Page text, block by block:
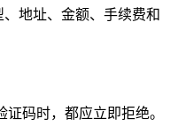
地址、金额、手续费和
码时，都应立即拒绝。